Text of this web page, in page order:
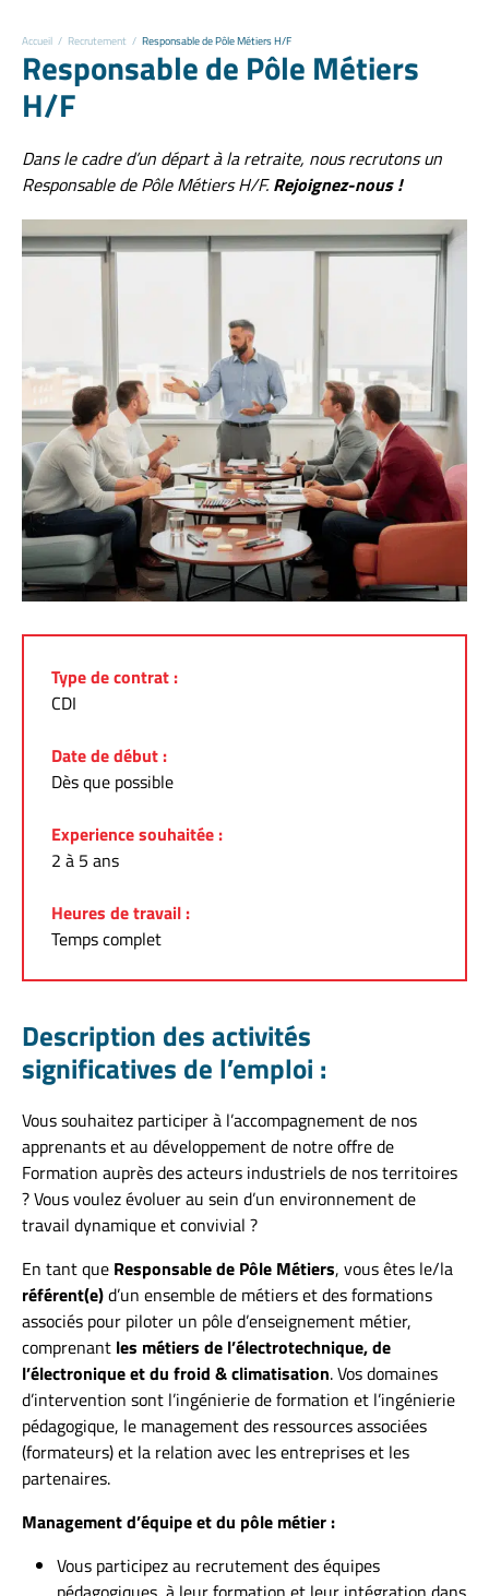
Accueil / Recrutement / Responsable de Pôle Métiers H/F
Responsable de Pôle Métiers
H/F
Dans le cadre d’un départ à la retraite, nous recrutons un
Responsable de Pôle Métiers H/F.Rejoignez-nous !
Type de contrat :
CDI
Date de début :
Dès que possible
Experience souhaitée :
2 à 5 ans
Heures de travail :
Temps complet
Description des activités
significatives de l’emploi :
Vous souhaitez participer à l’accompagnement de nos
apprenants et au développement de notre offre de
Formation auprès des acteurs industriels de nos territoires
? Vous voulez évoluer au sein d’un environnement de
travail dynamique et convivial ?
En tant que Responsable de Pôle Métiers, vous êtes le/la
référent(e)d’un ensemble de métiers et des formations
associés pour piloter un pôle d’enseignement métier,
comprenant les métiers de l’électrotechnique, de
l’électronique et du froid & climatisation. Vos domaines
d’intervention sont l’ingénierie de formation et l’ingénierie
pédagogique, le management des ressources associées
(formateurs) et la relation avec les entreprises et les
partenaires.
Management d’équipe et du pôle métier :
Vous participez au recrutement des équipes